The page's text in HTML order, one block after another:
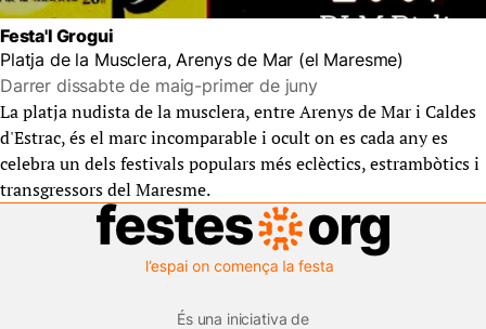
Festa'l Grogui
Platja de la Musclera, Arenys de Mar (el Maresme)
Darrer dissabte de maig-primer de juny
La platja nudista de la musclera, entre Arenys de Mar i Caldes
d'Estrac, és el marc incomparable i ocult on es cada any es
celebra un dels festivals populars més eclèctics, estrambòtics i
transgressors del Maresme.
És una iniciativa de